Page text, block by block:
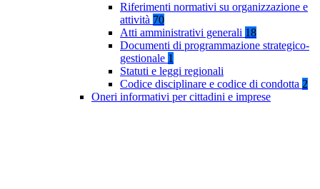
Riferimenti normativi su organizzazione e
attività 70
Atti amministrativi generali 18
Documenti di programmazione strategico-
gestionale 1
Statuti e leggi regionali
Codice disciplinare e codice di condotta 2
Oneri informativi per cittadini e imprese